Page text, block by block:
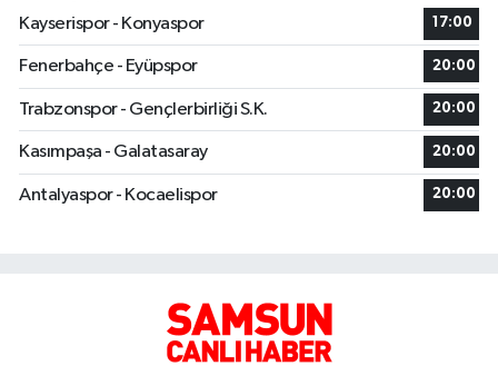
Kayserispor - Konyaspor
17:00
Fenerbahçe - Eyüpspor 20:00
Trabzonspor - Gençlerbirliği S.K. 20:00
Kasımpaşa - Galatasaray 20:00
Antalyaspor - Kocaelispor 20:00